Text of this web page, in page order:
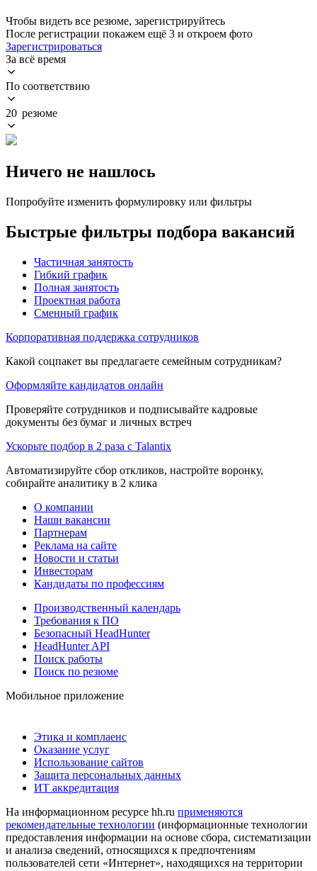
Чтобы видеть все резюме, зарегистрируйтесь
После регистрации покажем ещё 3 и откроем фото
Зарегистрироваться
За всё время
По соответствию
20 резюме
Ничего не нашлось
Попробуйте изменить формулировку или фильтры
Быстрые фильтры подбора вакансий
Частичная занятость
Гибкий график
Полная занятость
Проектная работа
Сменный график
Корпоративная поддержка сотрудников
Какой соцпакет вы предлагаете семейным сотрудникам?
Оформляйте кандидатов онлайн
Проверяйте сотрудников и подписывайте кадровые
документы без бумаг и личных встреч
Ускорьте подбор в 2 раза с Talantix
Автоматизируйте сбор откликов, настройте воронку,
собирайте аналитику в 2 клика
О компании
Наши вакансии
Партнерам
Реклама на сайте
Новости и статьи
Инвесторам
Кандидаты по профессиям
Производственный календарь
Требования к ПО
Безопасный HeadHunter
HeadHunter API
Поиск работы
Поиск по резюме
Мобильное приложение
Этика и комплаенс
Оказание услуг
Использование сайтов
Защита персональных данных
ИТ аккредитация
На информационном ресурсе hh.ru применяются
рекомендательные технологии (информационные технологии
предоставления информации на основе сбора, систематизации
и анализа сведений, относящихся к предпочтениям
пользователей сети «Интернет», находящихся на территории